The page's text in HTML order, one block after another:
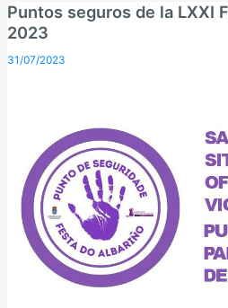
Puntos seguros de la LXXI
2023
31/07/2023